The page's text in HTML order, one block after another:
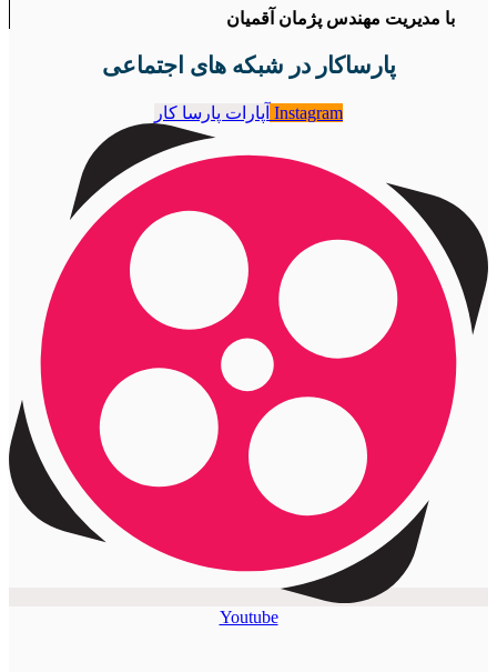
با مدیریت مهندس پژمان آقمیان
پارساکار در شبکه های اجتماعی
Instagram آپارات پارسا کار
Youtube